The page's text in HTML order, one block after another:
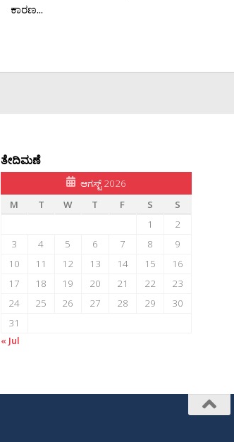
ಕಾರಣ...
ತೇದಿಮಣೆ
ಆಗಸ್ಟ್ 2026
M
T W T F S
S
1
2
3
4 5 6 7 8
9
10
11 12 13 14 15
16
17
18 19 20 21 22
23
24
25 26 27 28 29
30
31
« Jul